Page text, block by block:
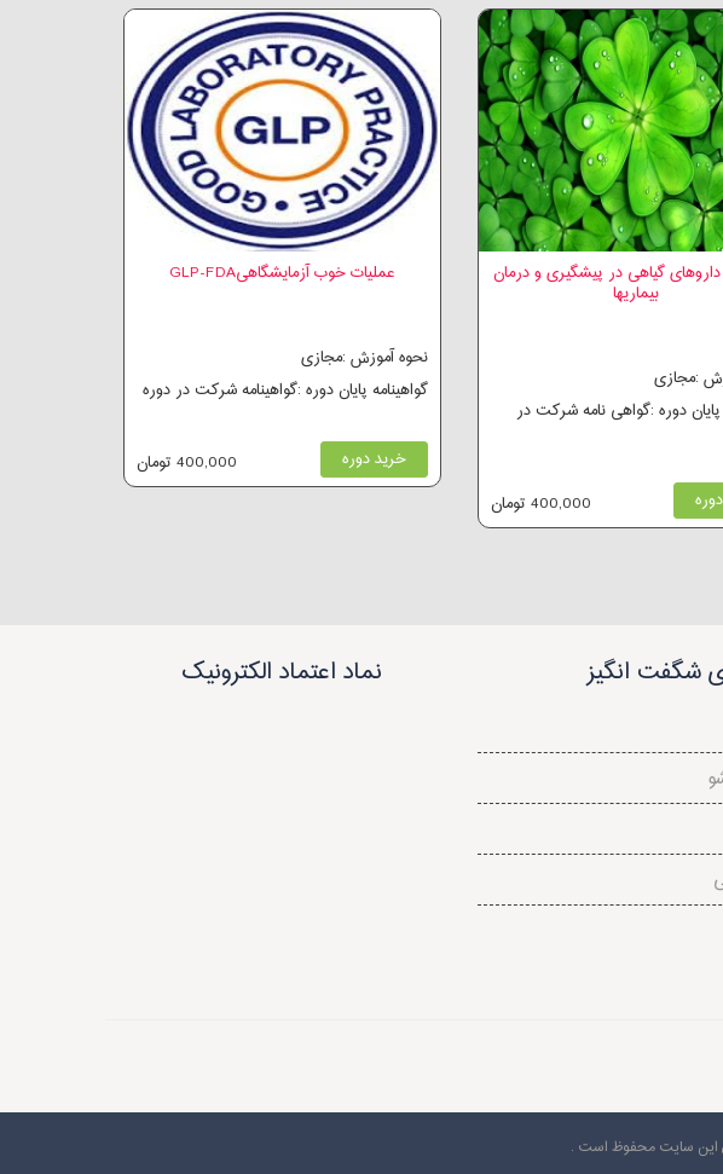
عملیات خوب آزمایشگاهیGLP-FDA
نحوه آموزش :مجازی
گواهینامه پایان دوره :گواهینامه شرکت در دوره
خرید دوره 400,000 تومان
داروهای گیاهی در پیشگیری و درمان
بیماریها
:مجازی
پایان دوره :گواهی نامه شرکت در
400,000 تومان
شگفت انگیز نماد اعتماد الکترونیک
این سایت محفوظ است .